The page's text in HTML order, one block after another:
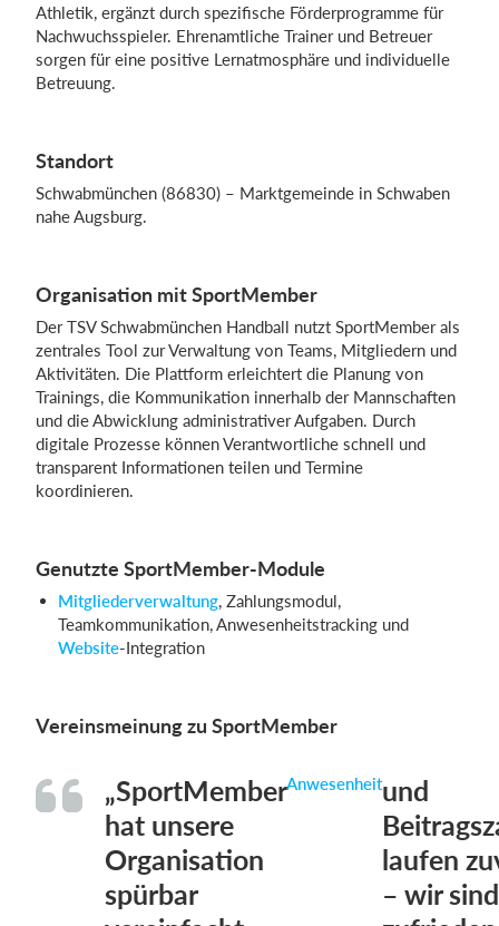
Athletik, ergänzt durch spezifische Förderprogramme für
Nachwuchsspieler. Ehrenamtliche Trainer und Betreuer
sorgen für eine positive Lernatmosphäre und individuelle
Betreuung.
Standort
Schwabmünchen (86830) – Marktgemeinde in Schwaben
nahe Augsburg.
Organisation mit SportMember
Der TSV Schwabmünchen Handball nutzt SportMember als
zentrales Tool zur Verwaltung von Teams, Mitgliedern und
Aktivitäten. Die Plattform erleichtert die Planung von
Trainings, die Kommunikation innerhalb der Mannschaften
und die Abwicklung administrativer Aufgaben. Durch
digitale Prozesse können Verantwortliche schnell und
transparent Informationen teilen und Termine
koordinieren.
Genutzte SportMember-Module
Mitgliederverwaltung, Zahlungsmodul,
Teamkommunikation, Anwesenheitstracking und
Website-Integration
Vereinsmeinung zu SportMember
„SportMember
hat unsere
Organisation
spürbar
Anwesenheitund
laufen
– wir